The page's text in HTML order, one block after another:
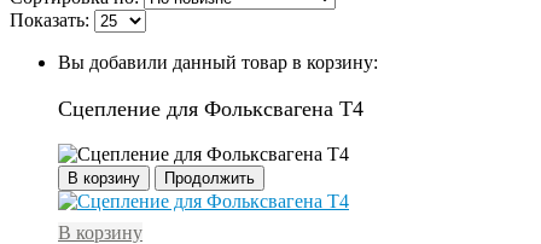
Показать:
Вы добавили данный товар в корзину:
Сцепление для Фольксвагена Т4
В корзину Продолжить
В корзину